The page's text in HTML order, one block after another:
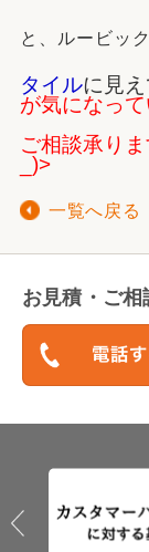
と、ルービッ
タイルに見え
が気になって
ご相談承り
_)>
一覧へ戻る
お見積・ご相